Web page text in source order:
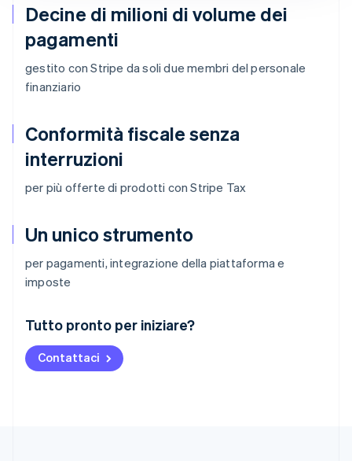
Decine di milioni di volume dei
pagamenti
gestito con Stripe da soli due membri del personale
finanziario
Conformità fiscale senza
interruzioni
per più offerte di prodotti con Stripe Tax
Un unico strumento
per pagamenti, integrazione della piattaforma e
imposte
Tutto pronto per iniziare?
Contattaci
Australia
English
Austria
DeutschEnglish